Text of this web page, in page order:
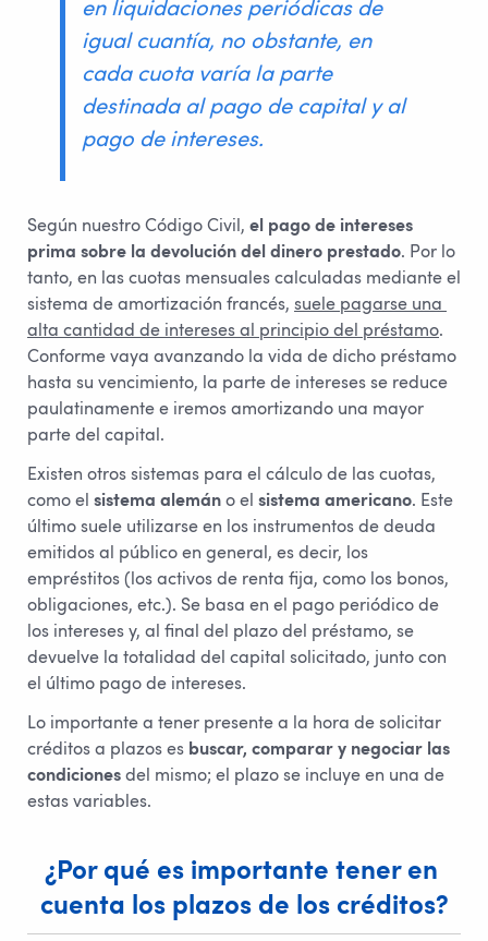
en liquidaciones periódicas de
igual cuantía, no obstante, en
cada cuota varía la parte
destinada al pago de capital y al
pago de intereses.
Según nuestro Código Civil, el pago de intereses
prima sobre la devolución del dinero prestado. Por lo
tanto, en las cuotas mensuales calculadas mediante el
sistema de amortización francés, suele pagarse una
alta cantidad de intereses al principio del préstamo.
Conforme vaya avanzando la vida de dicho préstamo
hasta su vencimiento, la parte de intereses se reduce
paulatinamente e iremos amortizando una mayor
parte del capital.
Existen otros sistemas para el cálculo de las cuotas,
como el sistema alemán o el sistema americano. Este
último suele utilizarse en los instrumentos de deuda
emitidos al público en general, es decir, los
empréstitos (los activos de renta fija, como los bonos,
obligaciones, etc.). Se basa en el pago periódico de
los intereses y, al final del plazo del préstamo, se
devuelve la totalidad del capital solicitado, junto con
el último pago de intereses.
Lo importante a tener presente a la hora de solicitar
créditos a plazos es buscar, comparar y negociar las
condiciones del mismo; el plazo se incluye en una de
estas variables.
¿Por qué es importante tener en
cuenta los plazos de los créditos?